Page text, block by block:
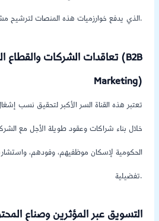
الذي يدفع خوارزميات هذه المنصات لترشيح مشروعك في الصفوف الأولى.
Marketing)
تعتبر هذه القناة السر الأكبر لتحقيق نسب
خلال بناء شراكات وعقود طويلة الأجل مع
الحكومية لإسكان موظفيهم، وفودهم،
تفضيلية.
4. التسويق عبر المؤثرين وصناع